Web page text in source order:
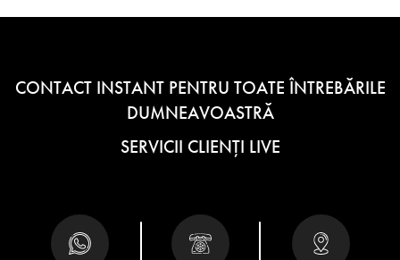
CONTACT INSTANT PENTRU TOATE ÎNTREBĂRILE
DUMNEAVOASTRĂ
SERVICII CLIENȚI LIVE